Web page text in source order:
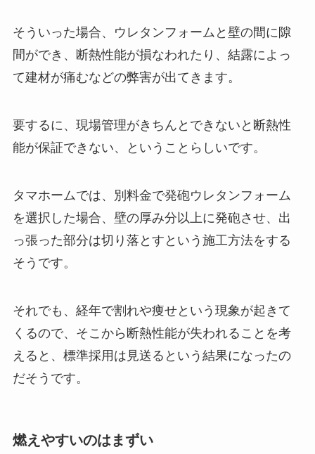
そういった場合、ウレタンフォームと壁の間に隙
間ができ、断熱性能が損なわれたり、結露によっ
て建材が痛むなどの弊害が出てきます。
要するに、現場管理がきちんとできないと断熱性
能が保証できない、ということらしいです。
タマホームでは、別料金で発砲ウレタンフォーム
を選択した場合、壁の厚み分以上に発砲させ、出
っ張った部分は切り落とすという施工方法をする
そうです。
それでも、経年で割れや痩せという現象が起きて
くるので、そこから断熱性能が失われることを考
えると、標準採用は見送るという結果になったの
だそうです。
燃えやすいのはまずい